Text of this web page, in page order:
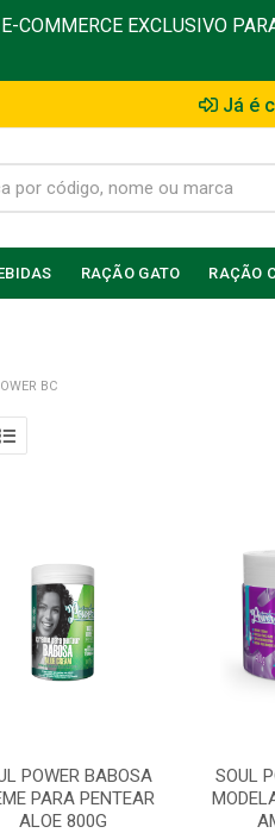
E-COMMERCE EXCLUSIVO
Já é
RAÇÃO GATO RAÇÃO
BC
POWER BABOSA
PARA PENTEAR
ALOE 800G
SOUL